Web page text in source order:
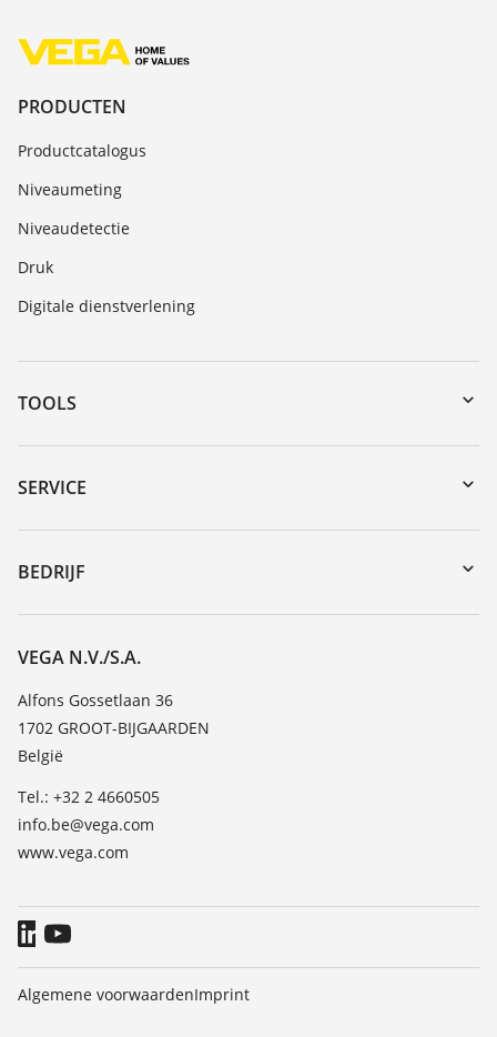
PRODUCTEN
Productcatalogus
Niveaumeting
Niveaudetectie
Druk
Digitale dienstverlening
TOOLS
Downloads
Serienummer zoeken
DTM Collection/PACTware
SERVICE
Reparatieformulier instrument
Seminars
Bestendigheidslijst
TeamViewer
BEDRIJF
Vacature
Over VEGA
Contact
Nieuws
Persberichten
Blog
VEGA N.V./S.A.
Alfons Gossetlaan 36
1702 GROOT-BIJGAARDEN
België
Tel.: +32 2 4660505
info.be@vega.com
www.vega.com
Algemene voorwaardenImprint